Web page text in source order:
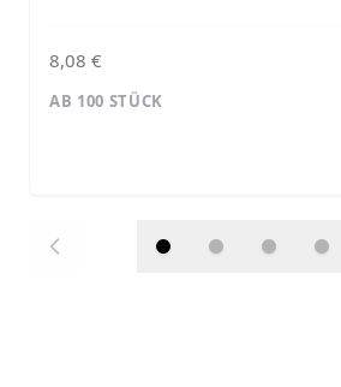
8,08 €
AB 100 STÜCK